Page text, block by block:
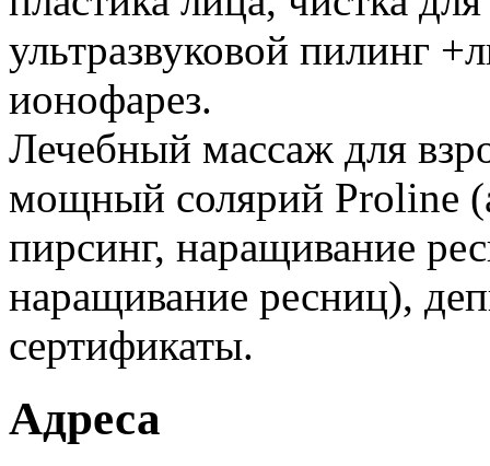
ультразвуковой пилинг
ионофарез.
Лечебный массаж для
мощный солярий Proline
пирсинг, наращивание
наращивание ресниц),
сертификаты.
Адреса